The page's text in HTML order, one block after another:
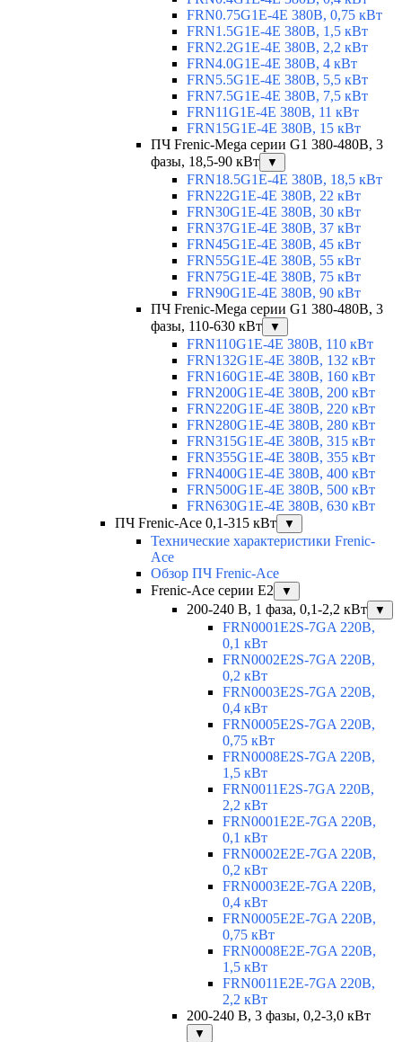
FRN0.75G1E-4E 380В, 0,75 кВт
FRN1.5G1E-4E 380В, 1,5 кВт
FRN2.2G1E-4E 380В, 2,2 кВт
FRN4.0G1E-4E 380В, 4 кВт
FRN5.5G1E-4E 380В, 5,5 кВт
FRN7.5G1E-4E 380В, 7,5 кВт
FRN11G1E-4E 380В, 11 кВт
FRN15G1E-4E 380В, 15 кВт
ПЧ Frenic-Mega серии G1 380-480В, 3
фазы, 18,5-90 кВт
▼
FRN18.5G1E-4E 380В, 18,5 кВт
FRN22G1E-4E 380В, 22 кВт
FRN30G1E-4E 380В, 30 кВт
FRN37G1E-4E 380В, 37 кВт
FRN45G1E-4E 380В, 45 кВт
FRN55G1E-4E 380В, 55 кВт
FRN75G1E-4E 380В, 75 кВт
FRN90G1E-4E 380В, 90 кВт
ПЧ Frenic-Mega серии G1 380-480В, 3
фазы, 110-630 кВт
▼
FRN110G1E-4E 380В, 110 кВт
FRN132G1E-4E 380В, 132 кВт
FRN160G1E-4E 380В, 160 кВт
FRN200G1E-4E 380В, 200 кВт
FRN220G1E-4E 380В, 220 кВт
FRN280G1E-4E 380В, 280 кВт
FRN315G1E-4E 380В, 315 кВт
FRN355G1E-4E 380В, 355 кВт
FRN400G1E-4E 380В, 400 кВт
FRN500G1E-4E 380В, 500 кВт
FRN630G1E-4E 380В, 630 кВт
ПЧ Frenic-Ace 0,1-315 кВт
▼
Технические характеристики Frenic-
Ace
Обзор ПЧ Frenic-Ace
Frenic-Ace серии E2
▼
200-240 В, 1 фаза, 0,1-2,2 кВт ▼
FRN0001E2S-7GA 220В,
0,1 кВт
FRN0002E2S-7GA 220В,
0,2 кВт
FRN0003E2S-7GA 220В,
0,4 кВт
FRN0005E2S-7GA 220В,
0,75 кВт
FRN0008E2S-7GA 220В,
1,5 кВт
FRN0011E2S-7GA 220В,
2,2 кВт
FRN0001E2E-7GA 220В,
0,1 кВт
FRN0002E2E-7GA 220В,
0,2 кВт
FRN0003E2E-7GA 220В,
0,4 кВт
FRN0005E2E-7GA 220В,
0,75 кВт
FRN0008E2E-7GA 220В,
1,5 кВт
FRN0011E2E-7GA 220В,
2,2 кВт
200-240 В, 3 фазы, 0,2-3,0 кВт
▼